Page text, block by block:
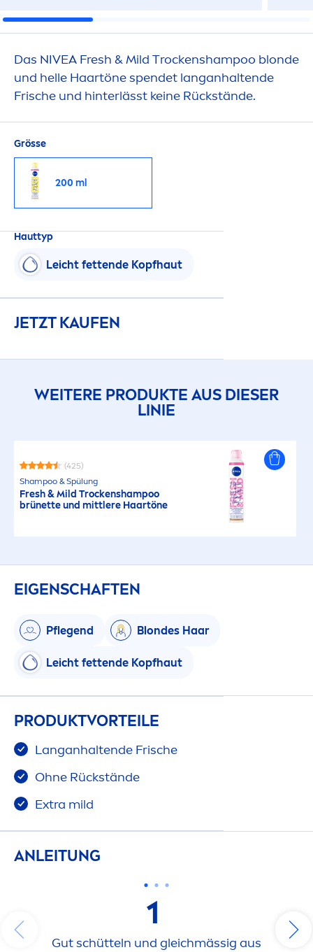
Das NIVEA Fresh & Mild Trockenshampoo blonde
und helle Haartöne spendet langanhaltende
Frische und hinterlässt keine Rückstände.
Grösse
200 ml
Hauttyp
Leicht fettende Kopfhaut
JETZT KAUFEN
WEITERE PRODUKTE AUS DIESER
LINIE
(425)
Shampoo & Spülung
Fresh& Mild Trockenshampoo
brünette und mittlere Haartöne
EIGENSCHAFTEN
Pflegend Blondes Haar
Leicht fettende Kopfhaut
PRODUKTVORTEILE
Langanhaltende Frische
Ohne Rückstände
Extra mild
ANLEITUNG
1
Gut schütteln und gleichmässig aus